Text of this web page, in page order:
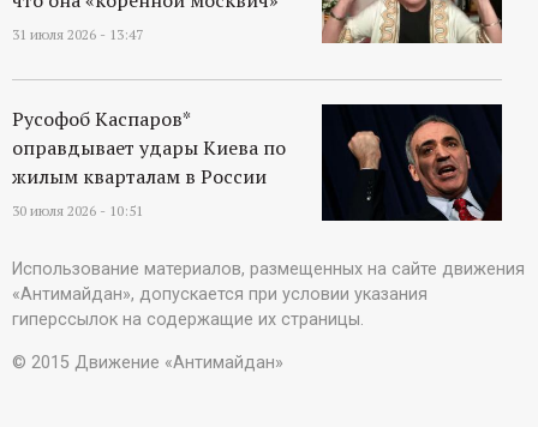
31 июля 2026 - 13:47
Русофоб Каспаров*
оправдывает удары Киева по
жилым кварталам в России
30 июля 2026 - 10:51
Использование материалов, размещенных на сайте движения
«Антимайдан», допускается при условии указания
гиперссылок на содержащие их страницы.
© 2015 Движение «Антимайдан»